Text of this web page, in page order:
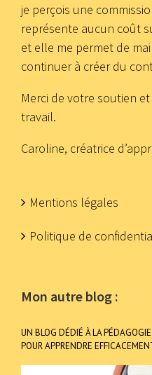
je perçois une
représente aucun coût
et elle me permet de
continuer à créer du
Merci de votre soutien
travail.
Caroline, créatrice
Mentions légales
Politique de
Mon autre blog :
UN BLOG DÉDIÉ À LA
POUR APPRENDRE